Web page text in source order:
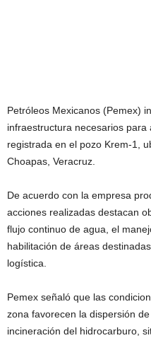
Petróleos Mexicanos (Pemex)
infraestructura necesarios
registrada en el pozo Krem-1,
Choapas, Veracruz.
De acuerdo con la empresa
acciones realizadas destacan
flujo continuo de agua, el
habilitación de áreas
logística.
Pemex señaló que las
zona favorecen la dispersión
incineración del hidrocarburo,